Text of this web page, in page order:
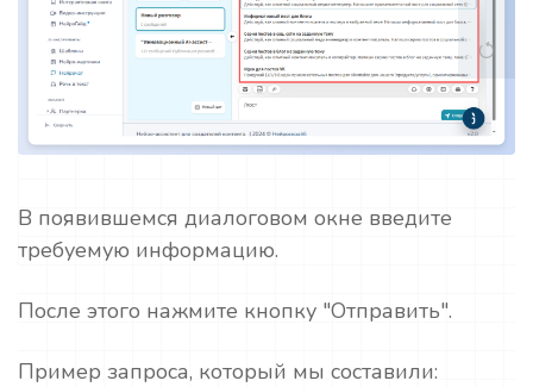
В появившемся диалоговом окне введите
требуемую информацию.
После этого нажмите кнопку "Отправить".
Пример запроса, который мы составили: